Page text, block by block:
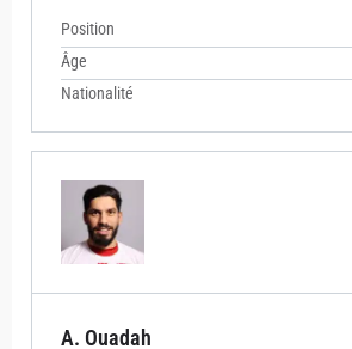
Position
Âge
Nationalité
A. Ouadah